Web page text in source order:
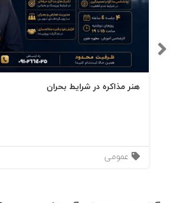
هستند مثمرثمر است.
هنر مذاکره در شرایط بحران
عمومی